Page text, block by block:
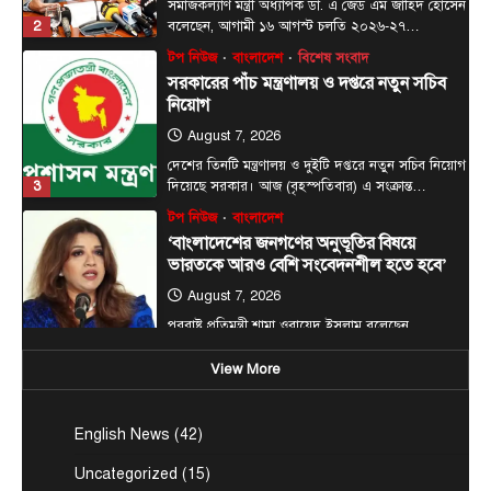
3
দেশের তিনটি মন্ত্রণালয় ও দুইটি দপ্তরে নতুন সচিব নিয়োগ
দিয়েছে সরকার। আজ (বৃহস্পতিবার) এ সংক্রান্ত…
4
টপ নিউজ বাংলাদেশ
‘বাংলাদেশের জনগণের অনুভূতির বিষয়ে
ভারতকে আরও বেশি সংবেদনশীল হতে হবে’
August 7, 2026
পররাষ্ট্র প্রতিমন্ত্রী শামা ওবায়েদ ইসলাম বলেছেন,
বাংলাদেশের জনগণের অনুভূতি ও সংবেদনশীলতার বিষয়ে
ভারতকে আরও বেশি…
5
টপ নিউজ বাংলাদেশ
রাজধানীর চারপাশের নদীদূষণ রোধে
কর্মপরিকল্পনার নির্দেশ প্রধানমন্ত্রীর
August 6, 2026
রাজধানী ঢাকার চারপাশের নদীদূষণ রোধে কর্মপরিকল্পনা
তৈরির নির্দেশনা দিয়েছেন প্রধানমন্ত্রী তারেক রহমান। আজ
বৃহস্পতিবার (৬…
আন্তর্জাতিক
সৌদি, তুরস্ক ও পাকিস্তানের মধ্যে প্রতিরক্ষা চুক্তি
সই হচ্ছে আজ
View More
English News (42)
Uncategorized (15)